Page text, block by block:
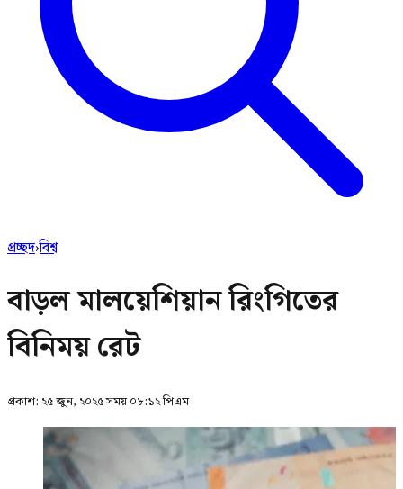
প্রচ্ছদ›বিশ্ব
বাড়ল মালয়েশিয়ান রিংগিতের
বিনিময় রেট
প্রকাশ: ২৫ জুন, ২০২৫ সময় ০৮:১২ পিএম